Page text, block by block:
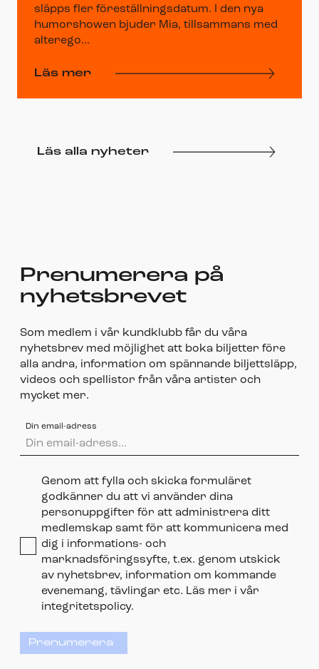
släpps fler föreställningsdatum. I den nya
humorshowen bjuder Mia, tillsammans med
alterego...
Läs mer
Läs alla nyheter
Prenumerera på
nyhetsbrevet
Som medlem i vår kundklubb får du våra
nyhetsbrev med möjlighet att boka biljetter före
alla andra, information om spännande biljettsläpp,
videos och spellistor från våra artister och
mycket mer.
Din email-adress
Genom att fylla och skicka formuläret
godkänner du att vi använder dina
personuppgifter för att administrera ditt
medlemskap samt för att kommunicera med
dig i informations- och
marknadsföringssyfte, t.ex. genom utskick
av nyhetsbrev, information om kommande
evenemang, tävlingar etc. Läs mer i vår
integritetspolicy.
Prenumerera